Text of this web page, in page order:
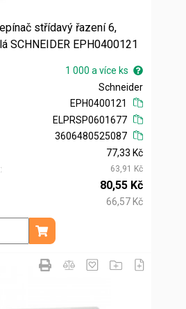
střídavý řazení 6,
SCHNEIDER EPH0400121
1 000 a více ks
Schneider
EPH0400121
ELPRSP0601677
3606480525087
77,33 Kč
63,91 Kč
80,55 Kč
66,57 Kč
ks
Přidat do košíku